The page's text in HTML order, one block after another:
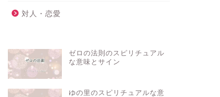
対人・恋愛
ゼロの法則のスピリチュアル
な意味とサイン
ゆの里のスピリチュアルな意